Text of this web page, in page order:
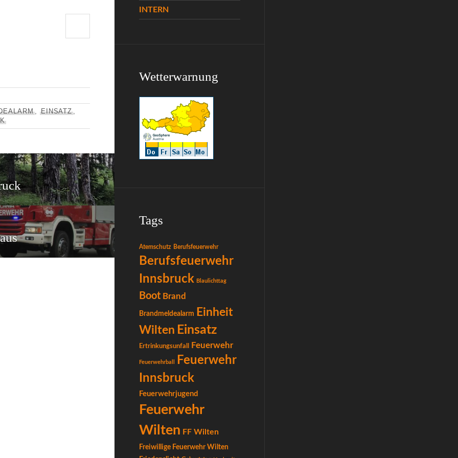
, EINSATZ,
INTERN
Wetterwarnung
Tags
Atemschutz Berufsfeuerwehr
Berufsfeuerwehr
Innsbruck Blaulichttag
Boot Brand
Brandmeldealarm
Einheit
Wilten Einsatz
Ertrinkungsunfall Feuerwehr
Feuerwehrball
Feuerwehr
Innsbruck
Feuerwehrjugend
Feuerwehr
Wilten FF Wilten
Freiwillige Feuerwehr Wilten